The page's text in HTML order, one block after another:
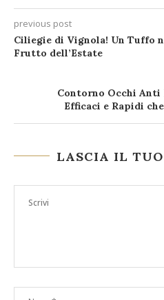
previous post
Ciliegie di Vignola! Un Tuffo
Frutto dell’Estate
Contorno Occhi Anti
Efficaci e Rapidi
LASCIA IL